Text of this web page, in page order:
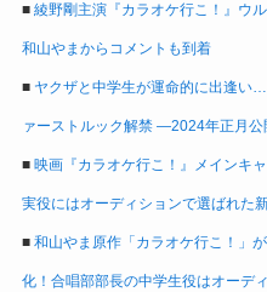
■ 綾野剛主演『カラオケ行こ！』ウ
和山やまからコメントも到着
■ ヤクザと中学生が運命的に出逢い
ァーストルック解禁 ―2024年正月公
■ 映画『カラオケ行こ！』メインキ
実役にはオーディションで選ばれた
■ 和山やま原作「カラオケ行こ！」
化！合唱部部長の中学生役はオーデ